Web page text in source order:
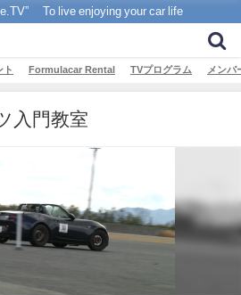
To live enjoying your car life
ト Formulacar Rental TVプログラム メンバ
入門教室